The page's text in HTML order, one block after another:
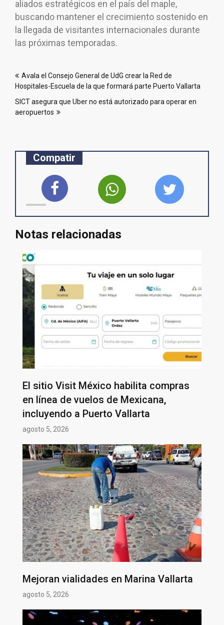
aliados estratégicos en el país del maple,
buscando mantener el crecimiento sostenido en
la llegada de visitantes internacionales durante
las próximas temporadas.
de
entradas
Avala el Consejo General de UdG crear la Red de
Hospitales-Escuela de la que formará parte Puerto Vallarta
SICT asegura que Uber no está autorizado para operar en
aeropuertos
Compatir
Notas relacionadas
El sitio Visit México habilita compras
en línea de vuelos de Mexicana,
incluyendo a Puerto Vallarta
agosto 5, 2026
Mejoran vialidades en Marina Vallarta
agosto 5, 2026